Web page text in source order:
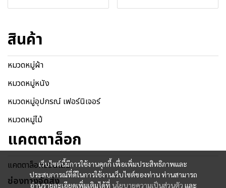
เว็บไซต์นี้มีการใช้งานคุกกี้ เพื่อเพิ่มประสิทธิภาพและ
ประสบการณ์ที่ดีในการใช้งานเว็บไซต์ของท่าน ท่านสามารถ
อ่านรายละเอียดเพิ่มเติมได้ที่ นโยบายความเป็นส่วนตัว และ
สินค้า
หมวดหมู่ผ้า
หมวดหมู่หนัง
หมวดหมู่อุปกรณ์ เฟอร์นิเจอร์
หมวดหมู่ไม้
แคตตาล็อก
แคตตาล็อกออนไลน์
ช่องทางจัดส่ง